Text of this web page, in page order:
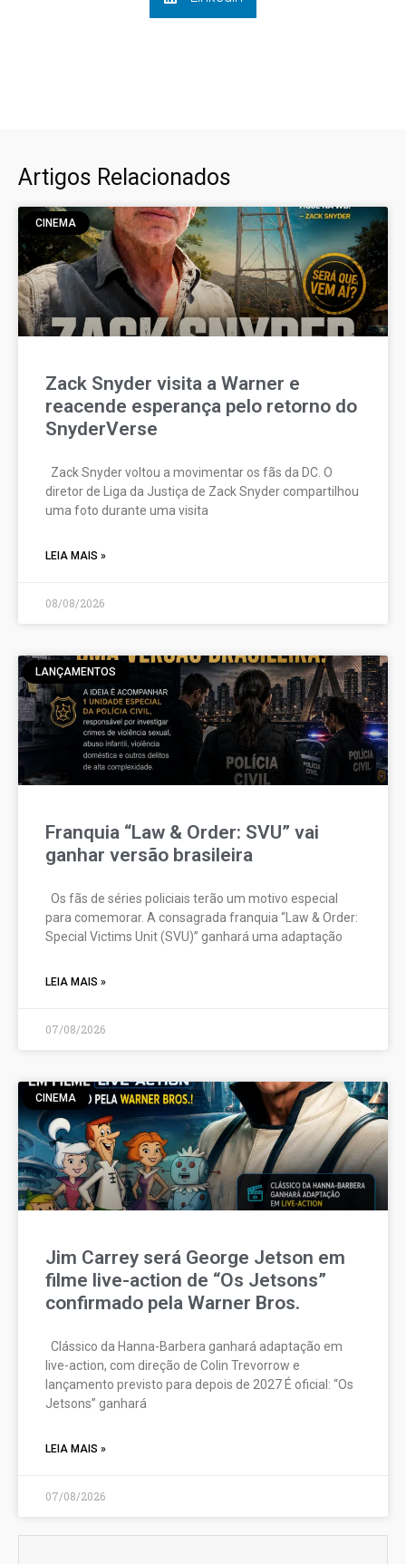
Artigos Relacionados
CINEMA
Zack Snyder visita a Warner e
reacende esperança pelo retorno do
SnyderVerse
Zack Snyder voltou a movimentar os fãs da DC. O
diretor de Liga da Justiça de Zack Snyder compartilhou
uma foto durante uma visita
LEIA MAIS »
08/08/2026
LANÇAMENTOS
Franquia “Law & Order: SVU” vai
ganhar versão brasileira
Os fãs de séries policiais terão um motivo especial
para comemorar. A consagrada franquia “Law & Order:
Special Victims Unit (SVU)” ganhará uma adaptação
LEIA MAIS »
07/08/2026
CINEMA
Jim Carrey será George Jetson em
filme live-action de “Os Jetsons”
confirmado pela Warner Bros.
Clássico da Hanna-Barbera ganhará adaptação em
live-action, com direção de Colin Trevorrow e
lançamento previsto para depois de 2027 É oficial: “Os
Jetsons” ganhará
LEIA MAIS »
07/08/2026